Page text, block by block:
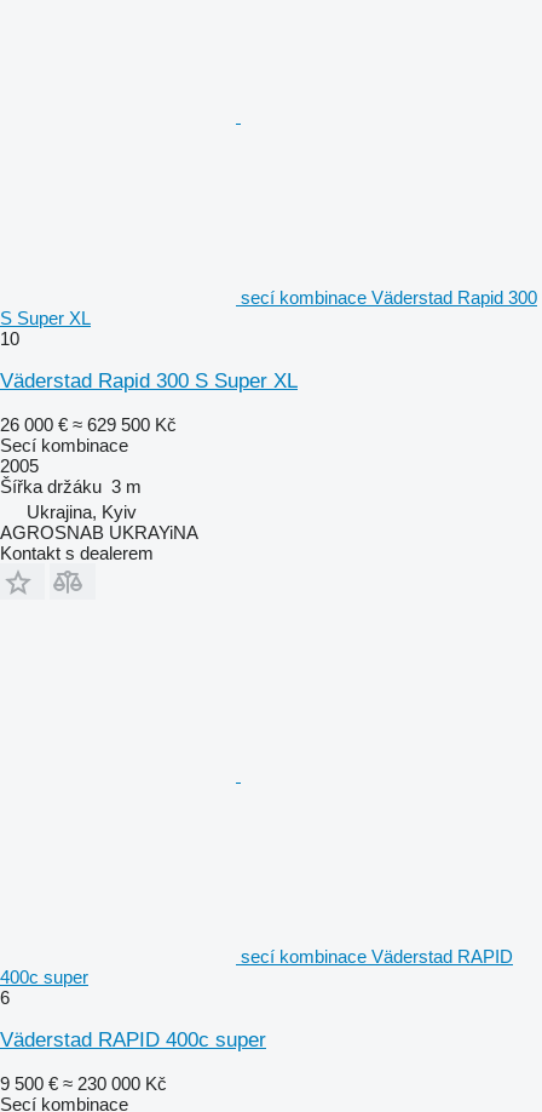
secí kombinace Väderstad Rapid 300
S Super XL
10
Väderstad Rapid 300 S Super XL
26 000 € ≈ 629 500 Kč
Secí kombinace
2005
Šířka držáku 3 m
Ukrajina, Kyiv
AGROSNAB UKRAYiNA
Kontakt s dealerem
secí kombinace Väderstad RAPID
400c super
6
Väderstad RAPID 400c super
9 500 € ≈ 230 000 Kč
Secí kombinace